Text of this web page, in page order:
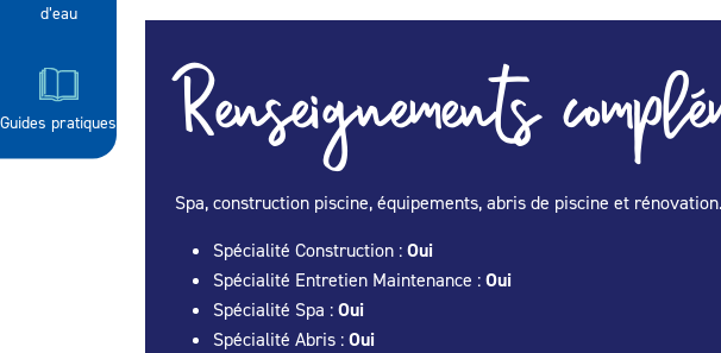
d’eau
Guides pratiques Renseignements
Spa, construction piscine, équipements, abris de piscine et
Spécialité Construction : Oui
Spécialité Entretien Maintenance : Oui
Spécialité Spa : Oui
Spécialité Abris : Oui